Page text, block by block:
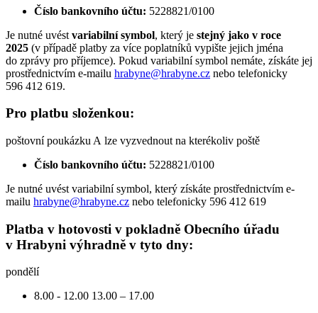
Číslo bankovního účtu: 5228821/0100
Je nutné uvést variabilní symbol, který je stejný jako v roce
2025 (v případě platby za více poplatníků vypište jejich jména
do zprávy pro příjemce). Pokud variabilní symbol nemáte, získáte jej
prostřednictvím e-mailu hrabyne@hrabyne.cz nebo telefonicky
596 412 619.
Pro platbu složenkou:
poštovní poukázku A lze vyzvednout na kterékoliv poště
Číslo bankovního účtu: 5228821/0100
Je nutné uvést variabilní symbol, který získáte prostřednictvím e-
mailu hrabyne@hrabyne.cz nebo telefonicky 596 412 619
Platba v hotovosti v pokladně Obecního úřadu
v Hrabyni výhradně v tyto dny:
pondělí
8.00 - 12.00 13.00 – 17.00